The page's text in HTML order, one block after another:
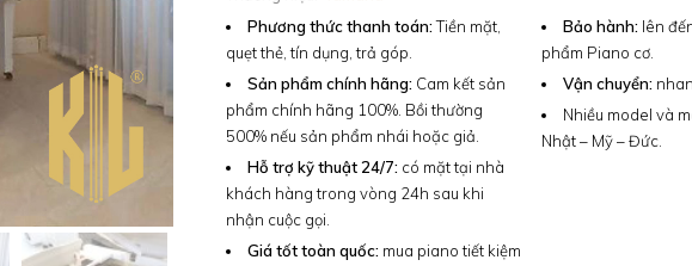
Phương thức thanh toán:Tiền mặt,
quẹt thẻ, tín dụng, trả góp.
Sản phẩm chính hãng: Cam kết sản
phẩm chính hãng 100%. Bồi thường
500% nếu sản phẩm nhái hoặc giả.
Hỗ trợ kỹ thuật 24/7: có mặt tại nhà
khách hàng trong vòng 24h sau khi
nhận cuộc gọi.
Giá tốt toàn quốc: mua piano tiết kiệm
Bảo hành: lên
phẩm Piano cơ.
Vận chuyển:
Nhiều model và
Nhật – Mỹ – Đức.